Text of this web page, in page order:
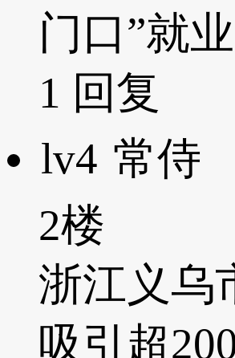
门口”就业
1 回复
lv4 常侍
2楼
浙江义乌
吸引超